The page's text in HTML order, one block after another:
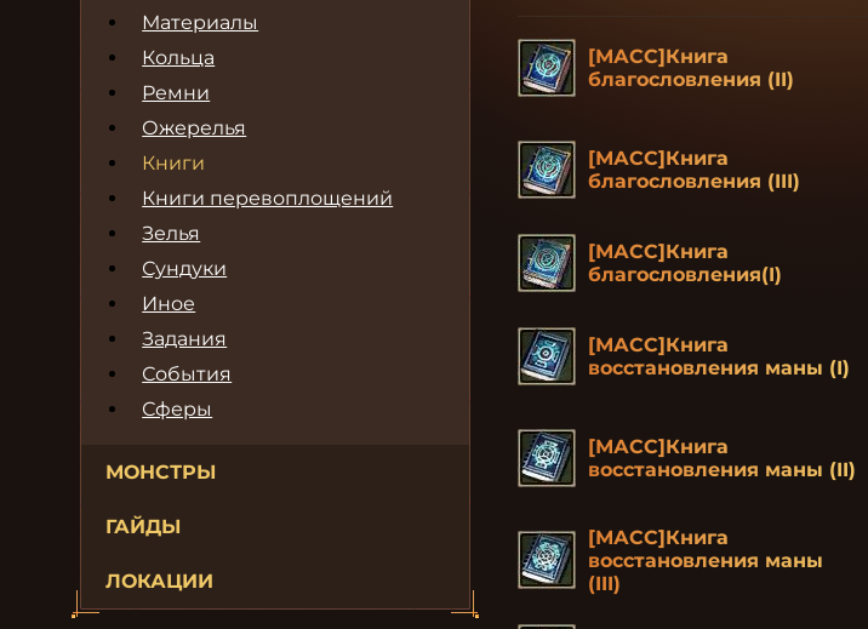
Материалы
Кольца
Ремни
Ожерелья
Книги
Книги перевоплощений
Зелья
Сундуки
Иное
Задания
События
Сферы
МОНСТРЫ
ГАЙДЫ
ЛОКАЦИИ
[МАСС]Книга
благословления (II)
[МАСС]Книга
благословления (III)
[МАСС]Книга
благословления(I)
[МАСС]Книга
восстановления маны (I)
[МАСС]Книга
восстановления маны (II)
[МАСС]Книга
восстановления маны
(III)